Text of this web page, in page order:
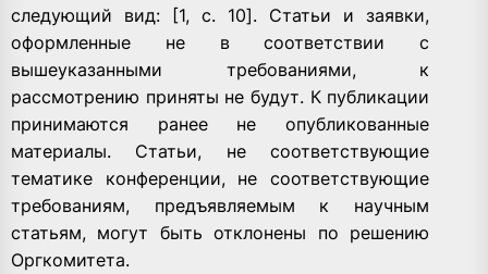
следующий вид: [1, c. 10]. Статьи и заявки,
оформленные не в соответствии с
вышеуказанными требованиями, к
рассмотрению приняты не будут. К публикации
принимаются ранее не опубликованные
материалы. Статьи, не соответствующие
тематике конференции, не соответствующие
требованиям, предъявляемым к научным
статьям, могут быть отклонены по решению
Оргкомитета.